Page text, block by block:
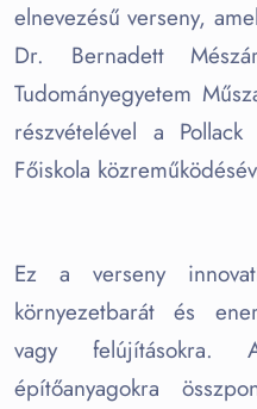
elnevezésű verseny,
Dr. Bernadett
Tudományegyetem
részvételével a
Főiskola
Ez a verseny
környezetbarát és
vagy felújításokra.
építőanyagokra